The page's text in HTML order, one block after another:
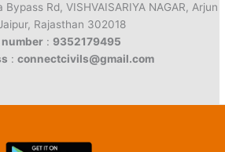
Bypass Rd, VISHVAISARIYA NAGAR, Arjun
Rajasthan 302018
number : 9352179495
: connectcivils@gmail.com